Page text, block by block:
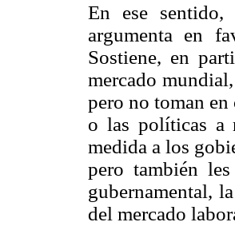
En ese
argumenta en
Sostiene, en
mercado
pero no toman
o las políticas a
medida a los
pero también
gubernamental,
del mercado